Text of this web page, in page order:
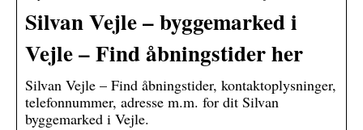
Silvan Vejle – byggemarked i
Vejle – Find åbningstider her
Silvan Vejle – Find åbningstider, kontaktoplysninger,
telefonnummer, adresse m.m. for dit Silvan
byggemarked i Vejle.